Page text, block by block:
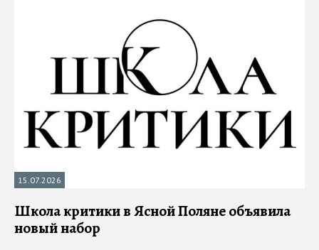
15.07.2026
Школа критики в Ясной Поляне объявила
новый набор